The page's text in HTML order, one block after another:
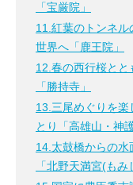
「宝厳院」
11.紅葉のトンネル
世界へ「鹿王院」
12.春の西行桜と
「勝持寺」
13.三尾めぐりを楽
とり「高雄山・神護
14.太鼓橋からの
「北野天満宮(もみ